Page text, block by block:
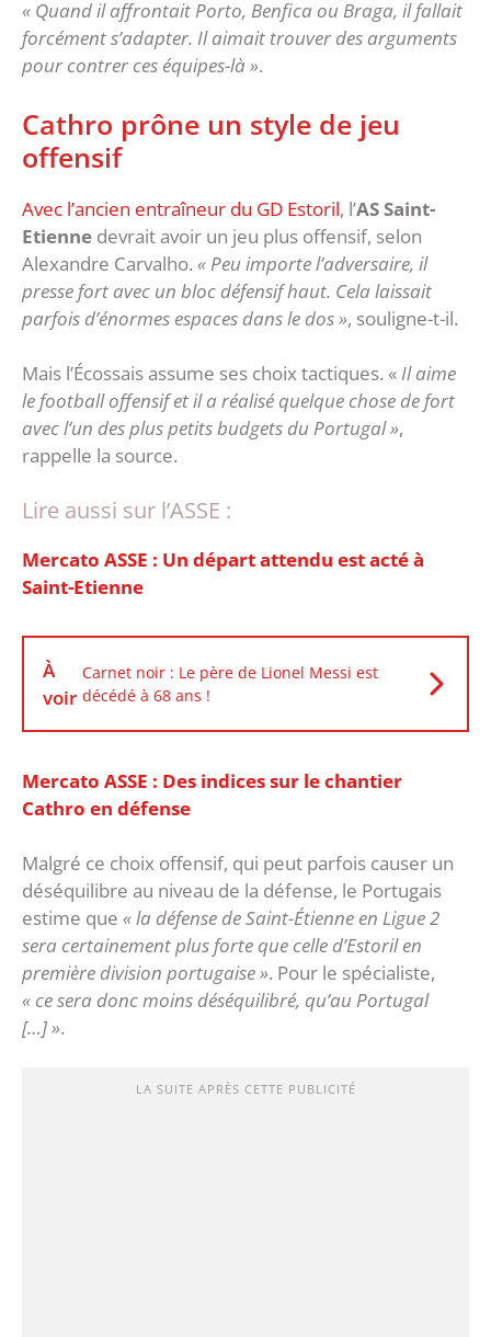
« Quand il affrontait Porto, Benfica ou Braga, il fallait
forcément s’adapter. Il aimait trouver des arguments
pour contrer ces équipes-là ».
Cathro prône un style de jeu
offensif
Avec l’ancien entraîneur du GD Estoril, l’AS Saint-
Etienne devrait avoir un jeu plus offensif, selon
Alexandre Carvalho. « Peu importe l’adversaire, il
presse fort avec un bloc défensif haut. Cela laissait
parfois d’énormes espaces dans le dos », souligne-t-il.
Mais l’Écossais assume ses choix tactiques. « Il aime
le football offensif et il a réalisé quelque chose de fort
avec l’un des plus petits budgets du Portugal »,
rappelle la source.
Lire aussi sur l’ASSE :
Mercato ASSE : Un départ attendu est acté à
Saint-Etienne
À
voir
Carnet noir : Le père de Lionel Messi est
décédé à 68 ans !
Mercato ASSE : Des indices sur le chantier
Cathro en défense
Malgré ce choix offensif, qui peut parfois causer un
déséquilibre au niveau de la défense, le Portugais
estime que « la défense de Saint-Étienne en Ligue 2
sera certainement plus forte que celle d’Estoril en
première division portugaise ». Pour le spécialiste,
« ce sera donc moins déséquilibré, qu’au Portugal
[…] ».
LA SUITE APRÈS CETTE PUBLICITÉ